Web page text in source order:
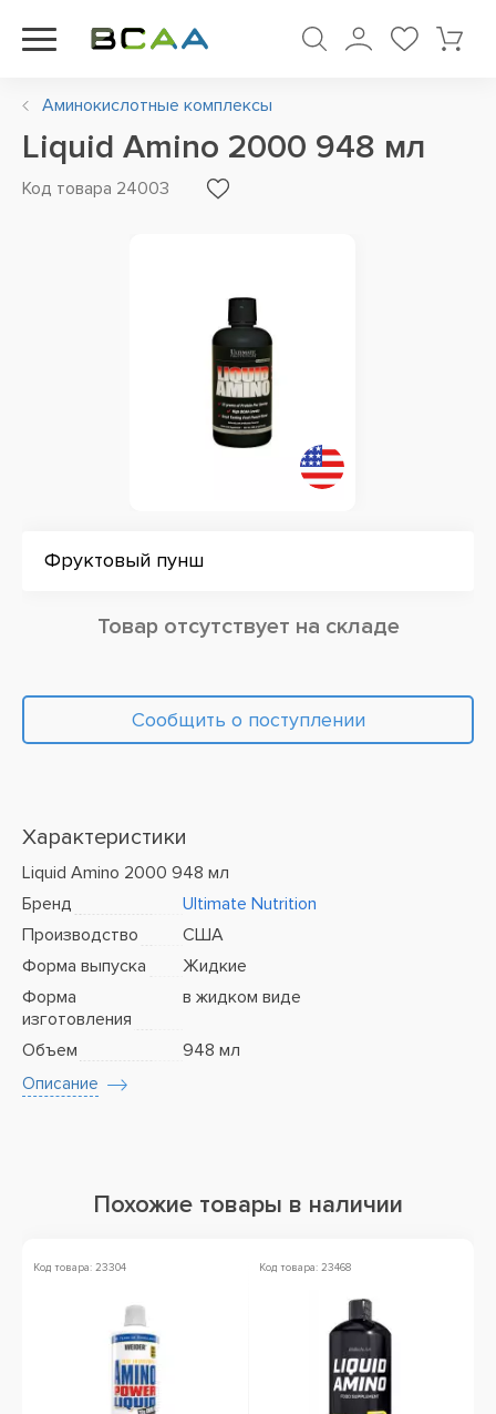
Аминокислотные комплексы
Liquid Amino 2000 948 мл
Код товара 24003
Фруктовый пунш
Товар отсутствует на складе
Сообщить о поступлении
Характеристики
Liquid Amino 2000 948 мл
Бренд
Ultimate Nutrition
Производство
США
Форма выпуска
Жидкие
Форма
изготовления
в жидком виде
Объем 948 мл
Описание
Похожие товары в наличии
Код товара: 23304 Код товара: 23468